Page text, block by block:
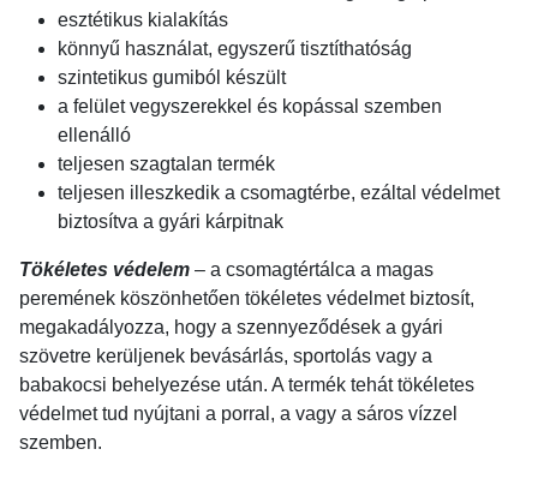
esztétikus kialakítás
könnyű használat, egyszerű tisztíthatóság
szintetikus gumiból készült
a felület vegyszerekkel és kopással szemben
ellenálló
teljesen szagtalan termék
teljesen illeszkedik a csomagtérbe, ezáltal védelmet
biztosítva a gyári kárpitnak
Tökéletes védelem – a csomagtértálca a magas
peremének köszönhetően tökéletes védelmet biztosít,
megakadályozza, hogy a szennyeződések a gyári
szövetre kerüljenek bevásárlás, sportolás vagy a
babakocsi behelyezése után. A termék tehát tökéletes
védelmet tud nyújtani a porral, a vagy a sáros vízzel
szemben.